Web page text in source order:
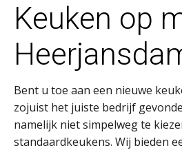
Keuken op
Bent u toe aan een nieuwe
zojuist het juiste bedrijf
namelijk niet simpelweg te
standaardkeukens. Wij bieden